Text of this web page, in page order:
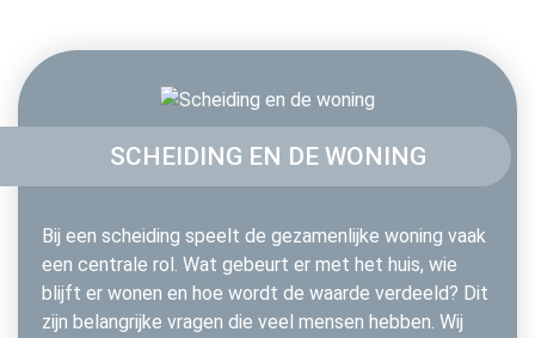
SCHEIDING EN DE WONING
Bij een scheiding speelt de gezamenlijke woning vaak
een centrale rol. Wat gebeurt er met het huis, wie
blijft er wonen en hoe wordt de waarde verdeeld? Dit
zijn belangrijke vragen die veel mensen hebben. Wij